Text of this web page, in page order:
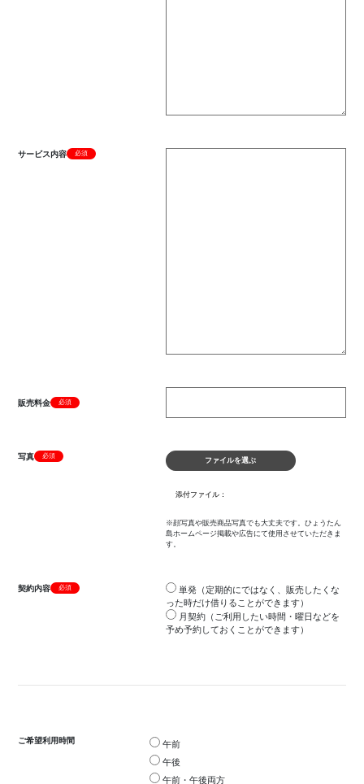
サービス内容 必須
販売料金 必須
写真 必須
ファイルを選ぶ
※顔写真や販売商品写真でも大丈夫です。ひょうたん
島ホームページ掲載や広告にて使用させていただきま
す。
契約内容 必須
単発（定期的にではなく、販売したくな
った時だけ借りることができます）
月契約（ご利用したい時間・曜日などを
予め予約しておくことができます）
ご希望利用時間
午前
午後
午前・午後両方